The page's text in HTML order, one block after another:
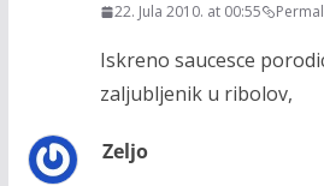
22. Jula 2010. at 00:55
Iskreno saucesce
zaljubljenik u ribolov,
Zeljo